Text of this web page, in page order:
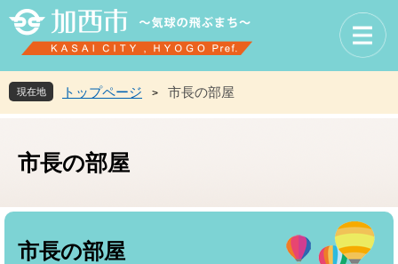
先
頭
を
飛
へ
現在地 トップページ > 市長の部屋
市長の部屋
本
市長の部屋